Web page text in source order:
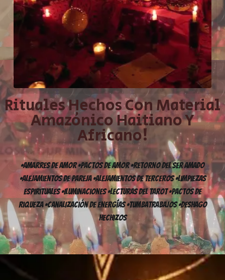
Rituales Hechos Con Material
Amazónico Haitiano Y
Africano!​
•Amarres De Amor •Pactos De Amor •Retorno Del Ser Amado
•Alejamientos De Pareja •Alejamientos De Terceros •Limpiezas
Espirituales •Iluminaciones •Lecturas Del Tarot •Pactos De
Riqueza •Canalización De Energías •TumbaTrabajos •Deshago
Hechizos